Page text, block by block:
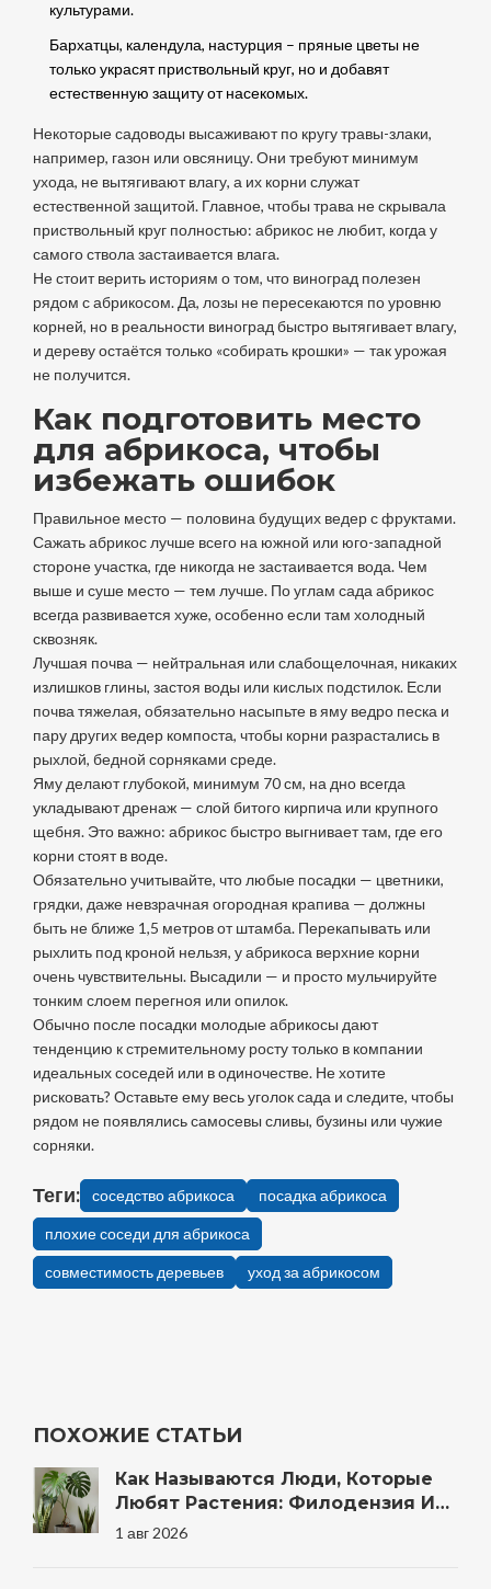
культурами.
Бархатцы, календула, настурция – пряные цветы не
только украсят приствольный круг, но и добавят
естественную защиту от насекомых.
Некоторые садоводы высаживают по кругу травы-злаки,
например, газон или овсяницу. Они требуют минимум
ухода, не вытягивают влагу, а их корни служат
естественной защитой. Главное, чтобы трава не скрывала
приствольный круг полностью: абрикос не любит, когда у
самого ствола застаивается влага.
Не стоит верить историям о том, что виноград полезен
рядом с абрикосом. Да, лозы не пересекаются по уровню
корней, но в реальности виноград быстро вытягивает влагу,
и дереву остаётся только «собирать крошки» — так урожая
не получится.
Как подготовить место
для абрикоса, чтобы
избежать ошибок
Правильное место — половина будущих ведер с фруктами.
Сажать абрикос лучше всего на южной или юго-западной
стороне участка, где никогда не застаивается вода. Чем
выше и суше место — тем лучше. По углам сада абрикос
всегда развивается хуже, особенно если там холодный
сквозняк.
Лучшая почва — нейтральная или слабощелочная, никаких
излишков глины, застоя воды или кислых подстилок. Если
почва тяжелая, обязательно насыпьте в яму ведро песка и
пару других ведер компоста, чтобы корни разрастались в
рыхлой, бедной сорняками среде.
Яму делают глубокой, минимум 70 см, на дно всегда
укладывают дренаж — слой битого кирпича или крупного
щебня. Это важно: абрикос быстро выгнивает там, где его
корни стоят в воде.
Обязательно учитывайте, что любые посадки — цветники,
грядки, даже невзрачная огородная крапива — должны
быть не ближе 1,5 метров от штамба. Перекапывать или
рыхлить под кроной нельзя, у абрикоса верхние корни
очень чувствительны. Высадили — и просто мульчируйте
тонким слоем перегноя или опилок.
Обычно после посадки молодые абрикосы дают
тенденцию к стремительному росту только в компании
идеальных соседей или в одиночестве. Не хотите
рисковать? Оставьте ему весь уголок сада и следите, чтобы
рядом не появлялись самосевы сливы, бузины или чужие
сорняки.
Теги: соседство абрикоса посадка абрикоса
плохие соседи для абрикоса
совместимость деревьев уход за абрикосом
ПОХОЖИЕ СТАТЬИ
Как Называются Люди, Которые
Любят Растения: Филодензия И
Другие Термины
1 авг 2026